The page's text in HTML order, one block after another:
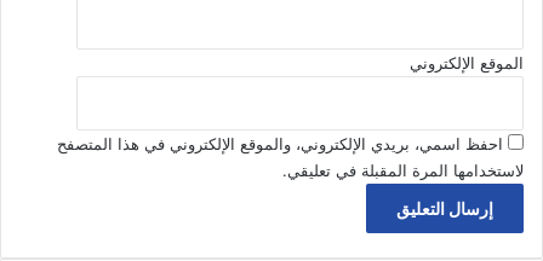
الموقع الإلكتروني
احفظ اسمي، بريدي الإلكتروني، والموقع الإلكتروني في هذا المتصفح
لاستخدامها المرة المقبلة في تعليقي.